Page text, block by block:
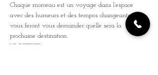
Chaque morceau est un voyage dans l’espace
avec des humeurs et des tempos changeants qui
vous feront vous demander quelle sera la
prochaine destination.
LINKTREE